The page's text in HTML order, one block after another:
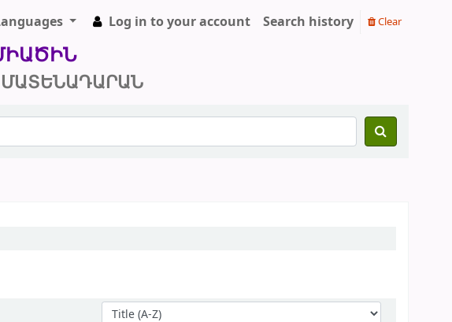
Log in to your account Search history Clear
Sort by: